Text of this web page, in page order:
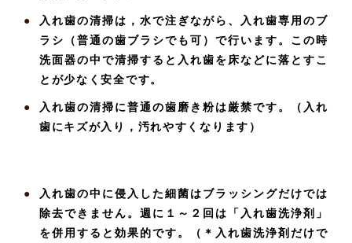
入れ歯の清掃は，水で注ぎながら、入れ歯専用のブ
ラシ（普通の歯ブラシでも可）で行います。この時
洗面器の中で清掃すると入れ歯を床などに落とすこ
とが少なく安全です。
入れ歯の清掃に普通の歯磨き粉は厳禁です。（入れ
歯にキズが入り，汚れやすくなります）
入れ歯の中に侵入した細菌はブラッシングだけでは
除去できません。週に１～２回は「入れ歯洗浄剤」
を併用すると効果的です。（＊入れ歯洗浄剤だけで